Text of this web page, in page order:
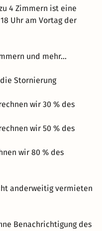
am rechten Fleck.
sogar Jahrzehnte im
4 Zimmern ist eine
Uhr am Vortag der
und mehr…
Stornierung
wir 30 % des
wir 50 % des
wir 80 % des
anderweitig vermieten
Benachrichtigung des